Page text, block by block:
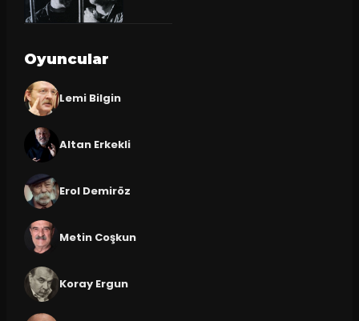
Oyuncular
Lemi Bilgin
Altan Erkekli
Erol Demiröz
Metin Coşkun
Koray Ergun